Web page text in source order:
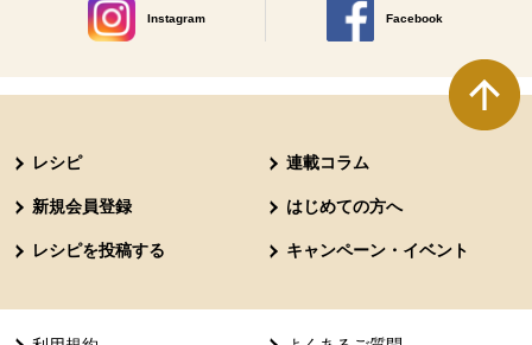
Instagram
別のウィンドウで開きます。
Facebook
別のウィンドウで開きます
レシピ 連載コラム
新規会員登録 はじめての方へ
レシピを投稿する キャンペーン・イベント